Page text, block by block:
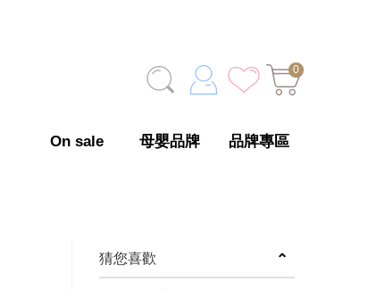
0
On sale 母嬰品牌 品牌專區
猜您喜歡